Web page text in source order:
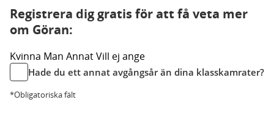
Registrera dig gratis för att få veta mer
om Göran:
Kvinna Man AnnatVill ej ange
Hade du ett annat avgångsår än dina klasskamrater?
*Obligatoriska fält